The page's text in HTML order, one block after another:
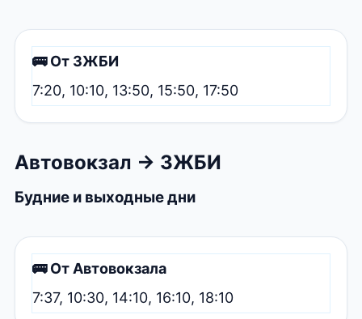
🚌 От ЗЖБИ
7:20, 10:10, 13:50, 15:50, 17:50
Автовокзал → ЗЖБИ
Будние и выходные дни
🚌 От Автовокзала
7:37, 10:30, 14:10, 16:10, 18:10